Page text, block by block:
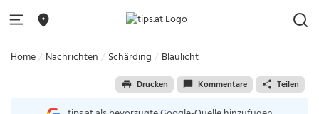
Home Nachrichten Schärding Blaulicht
Drucken Kommentare Teilen